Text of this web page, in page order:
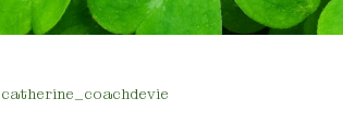
catherine_coachdevie